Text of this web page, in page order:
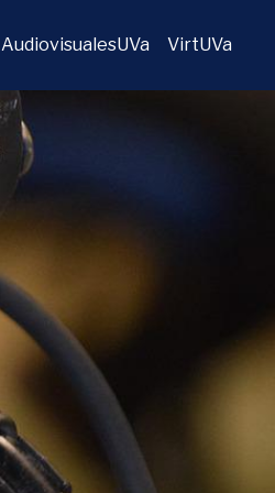
AudiovisualesUVa VirtUVa